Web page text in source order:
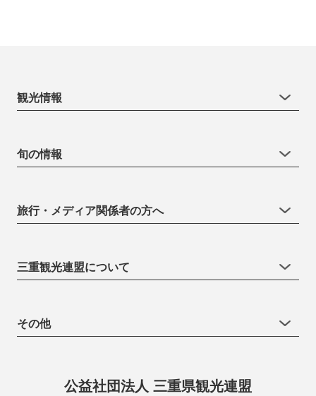
観光情報
旬の情報
旅行・メディア関係者の方へ
三重観光連盟について
その他
公益社団法人 三重県観光連盟